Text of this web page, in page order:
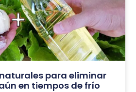
para eliminar
en tiempos de frío